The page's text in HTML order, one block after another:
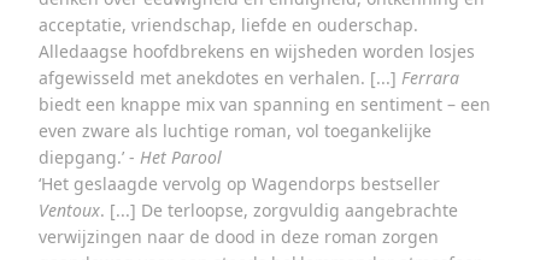
acceptatie, vriendschap, liefde en ouderschap.
Alledaagse hoofdbrekens en wijsheden worden losjes
afgewisseld met anekdotes en verhalen. [...] Ferrara
biedt een knappe mix van spanning en sentiment – een
even zware als luchtige roman, vol toegankelijke
diepgang.’ - Het Parool
‘Het geslaagde vervolg op Wagendorps bestseller
Ventoux. [...] De terloopse, zorgvuldig aangebrachte
verwijzingen naar de dood in deze roman zorgen